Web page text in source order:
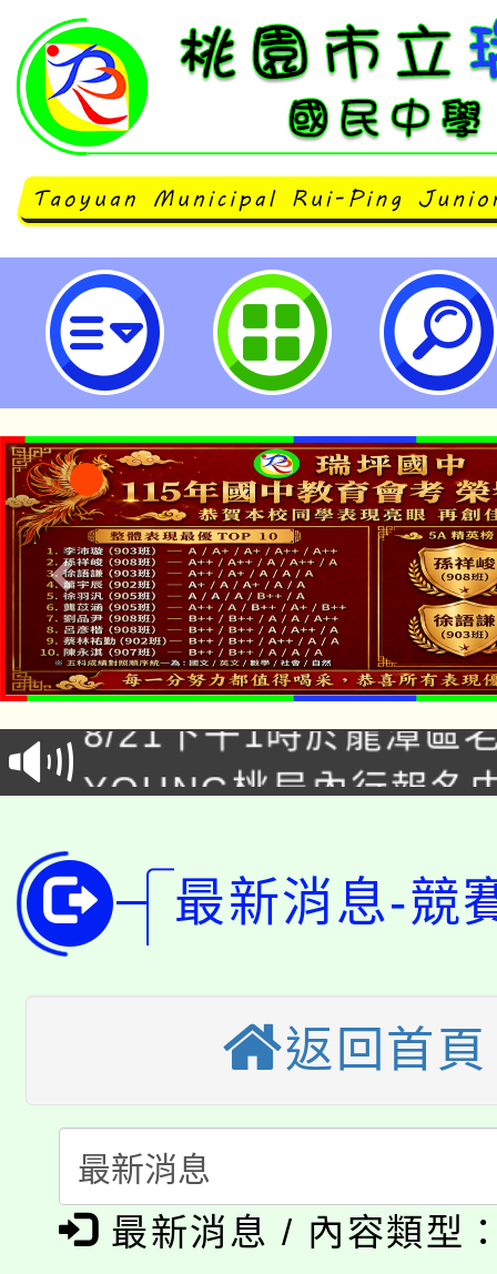
轉知桃園市112年度友善校園學生
－－高中、國中及國小學校性別平
教學教案設計甄選活動實施計畫，
加。-桃園市立瑞坪國民中學
「本色祭」8/29、30在
場熱烈登場!
徵才活動。
YOUNG桃局內行報名
開!
115年桃園市運動會8/
田徑場及游泳池舉行。
桃園市低收入戶享有免
視費優惠，中低收入戶
半價優惠，詳情可洽有
者。
大園自造教育及科技中
份教師增能研習
大溪自造教育及科技
份教師研習
淨零綠生活教案入校路
會
115年食農教育專業人
程
「本色祭」8/29、30在
最新消息-競
返回首頁
最新消息 / 內容類型